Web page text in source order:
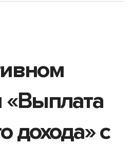
«Выплата
дохода» с